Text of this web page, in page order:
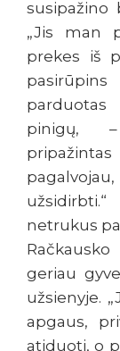
susipažino
„Jis man
prekes iš
pinigų, –
netrukus
geriau
užsienyje.
apgaus,
atiduoti, o